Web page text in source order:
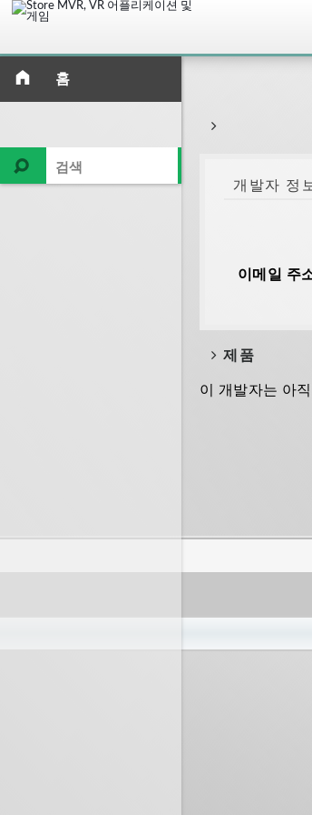
홈
개발자 정
이메일 주
제품
이 개발자는 아